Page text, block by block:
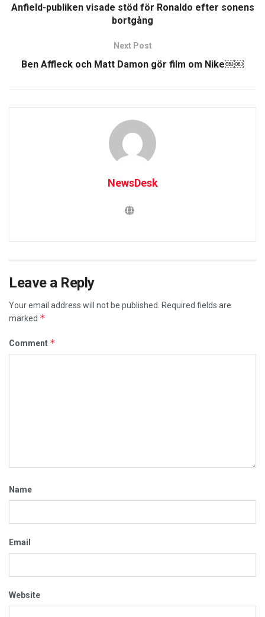
Anfield-publiken visade stöd för Ronaldo efter sonens
bortgång
Next Post
Ben Affleck och Matt Damon gör film om Nike￼￼
NewsDesk
Leave a Reply
Your email address will not be published. Required fields are
marked *
Comment *
Name
Email
Website